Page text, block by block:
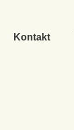
Kontakt